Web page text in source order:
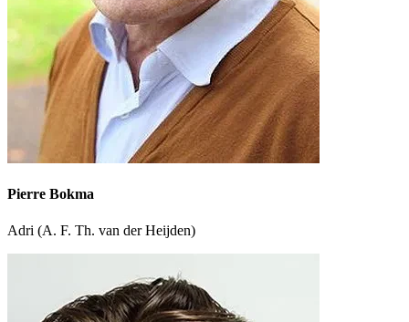
Pierre Bokma
Adri (A. F. Th. van der Heijden)